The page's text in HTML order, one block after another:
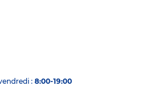
: 8:00-19:00